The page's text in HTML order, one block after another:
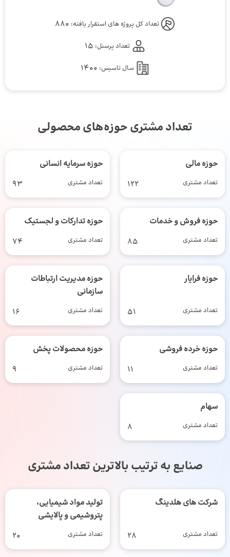
تعداد کل پروژه های استقرار یافته: 880
تعداد پرسنل: 15
سال تاسیس: 1400
تعداد مشتری حوزه‌های محصولی
حوزه مالی
تعداد مشتری 122
حوزه سرمایه انسانی
تعداد مشتری 93
حوزه فروش و خدمات
تعداد مشتری 85
حوزه تدارکات و لجستیک
تعداد مشتری 74
حوزه فرایار
تعداد مشتری 51
حوزه مدیریت ارتباطات
سازمانی
تعداد مشتری 16
حوزه خرده فروشی
تعداد مشتری 11
حوزه محصولات پخش
تعداد مشتری 9
سهام
تعداد مشتری 8
صنایع به ترتیب بالاترین تعداد مشتری
شرکت های هلدینگ
تعداد مشتری 28
تولید مواد شیمیایی،
پتروشیمی و پالایشی
تعداد مشتری 20